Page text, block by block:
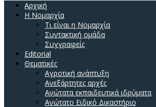
Αρχική
H Νομαρχία
Τι είναι η Νομαρχία
Συντακτική ομάδα
Συγγραφείς
Editorial
Θεματικές
Αγροτική ανάπτυξη
Ανεξάρτητες αρχές
Ανώτατα εκπαιδευτικά ιδρύματα
Ανώτατο Ειδικό Δικαστήριο